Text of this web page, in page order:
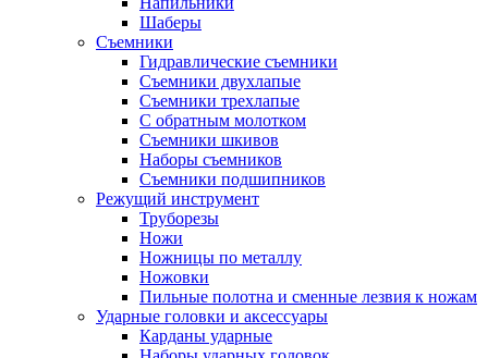
Шаберы
Съемники
Гидравлические съемники
Съемники двухлапые
Съемники трехлапые
С обратным молотком
Съемники шкивов
Наборы съемников
Съемники подшипников
Режущий инструмент
Труборезы
Ножи
Ножницы по металлу
Ножовки
Пильные полотна и сменные лезвия к ножам
Ударные головки и аксессуары
Карданы ударные